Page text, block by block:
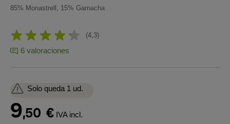
85% Monastrell, 15% Garnacha
4,3
6 valoraciones
Solo queda 1 ud.
9,50 € IVA incl.